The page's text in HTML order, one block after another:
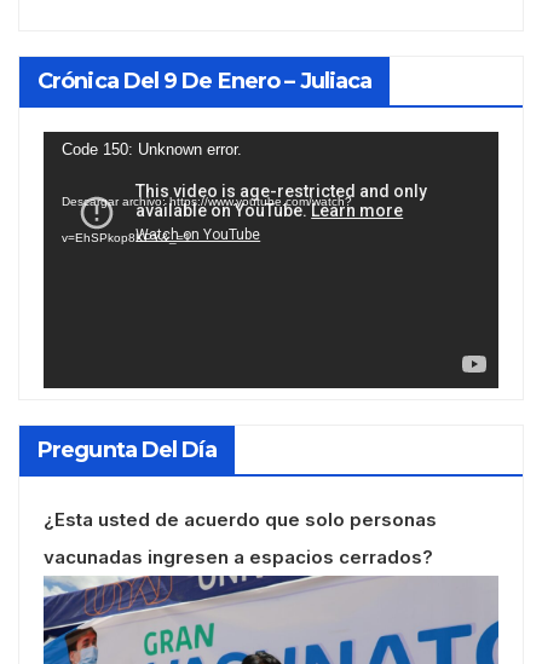
Crónica Del 9 De Enero – Juliaca
Reproductor
vídeo
Code 150: Unknown error.
Descargar archivo: https://www.youtube.com/watch?
v=EhSPkop8KPY&_=1
Pregunta Del Día
¿Esta usted de acuerdo que solo personas
vacunadas ingresen a espacios cerrados?